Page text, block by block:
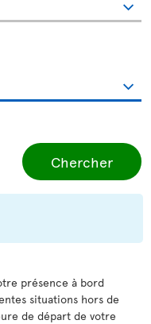
Chercher
présence à bord
situations hors de
de départ de votre